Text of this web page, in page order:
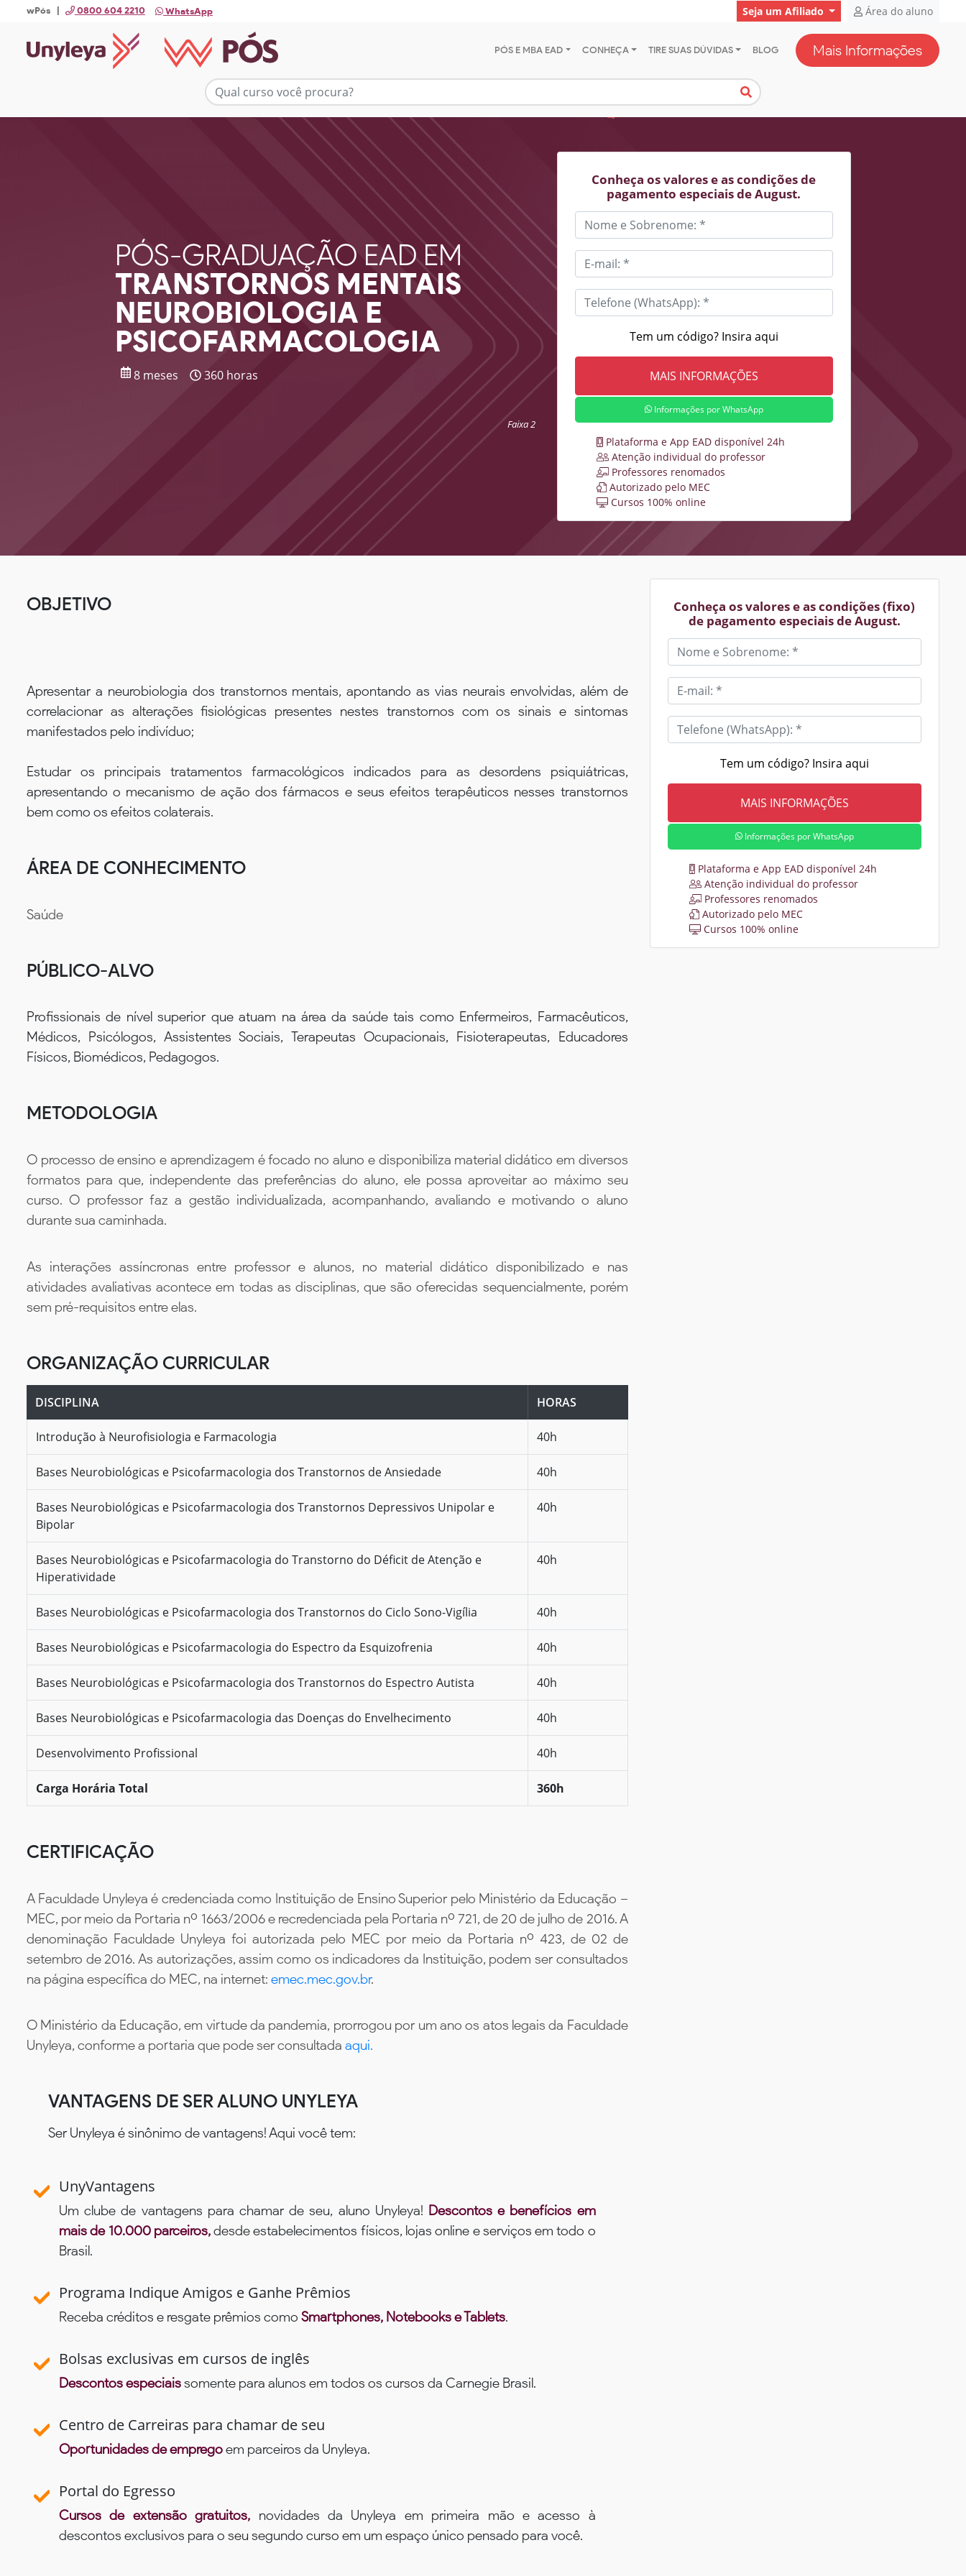
wPós | 0800 604 2210 WhatsApp Seja um Afiliado Área do aluno
PÓS E MBA EAD CONHEÇA TIRE SUAS DÚVIDAS BLOG Mais Informações
PÓS-GRADUAÇÃO EAD EM
TRANSTORNOS MENTAIS 
NEUROBIOLOGIA E
PSICOFARMACOLOGIA
8 meses 360 horas
Faixa 2
Conheça os valores e as condições de
pagamento especiais de August.
Tem um código? Insira aqui
Informações por WhatsApp
Plataforma e App EAD disponível 24h
Atenção individual do professor
Professores renomados
Autorizado pelo MEC
Cursos 100% online
OBJETIVO
Apresentar a neurobiologia dos transtornos mentais, apontando as vias neurais envolvidas, além de
correlacionar as alterações fisiológicas presentes nestes transtornos com os sinais e sintomas
manifestados pelo indivíduo;
Estudar os principais tratamentos farmacológicos indicados para as desordens psiquiátricas,
apresentando o mecanismo de ação dos fármacos e seus efeitos terapêuticos nesses transtornos
bem como os efeitos colaterais.
ÁREA DE CONHECIMENTO
Saúde
PÚBLICO-ALVO
Profissionais de nível superior que atuam na área da saúde tais como Enfermeiros, Farmacêuticos,
Médicos, Psicólogos, Assistentes Sociais, Terapeutas Ocupacionais, Fisioterapeutas, Educadores
Físicos, Biomédicos, Pedagogos.
METODOLOGIA
O processo de ensino e aprendizagem é focado no aluno e disponibiliza material didático em diversos
formatos para que, independente das preferências do aluno, ele possa aproveitar ao máximo seu
curso. O professor faz a gestão individualizada, acompanhando, avaliando e motivando o aluno
durante sua caminhada.
As interações assíncronas entre professor e alunos, no material didático disponibilizado e nas
atividades avaliativas acontece em todas as disciplinas, que são oferecidas sequencialmente, porém
sem pré-requisitos entre elas.
ORGANIZAÇÃO CURRICULAR
DISCIPLINA HORAS
Introdução à Neurofisiologia e Farmacologia 40h
Bases Neurobiológicas e Psicofarmacologia dos Transtornos de Ansiedade 40h
Bases Neurobiológicas e Psicofarmacologia dos Transtornos Depressivos Unipolar e
Bipolar
40h
Bases Neurobiológicas e Psicofarmacologia do Transtorno do Déficit de Atenção e
Hiperatividade
40h
Bases Neurobiológicas e Psicofarmacologia dos Transtornos do Ciclo Sono-Vigília 40h
Bases Neurobiológicas e Psicofarmacologia do Espectro da Esquizofrenia 40h
Bases Neurobiológicas e Psicofarmacologia dos Transtornos do Espectro Autista 40h
Bases Neurobiológicas e Psicofarmacologia das Doenças do Envelhecimento 40h
Desenvolvimento Profissional 40h
Carga Horária Total 360h
CERTIFICAÇÃO
A Faculdade Unyleya é credenciada como Instituição de Ensino Superior pelo Ministério da Educação –
MEC, por meio da Portaria nº 1663/2006 e recredenciada pela Portaria nº 721, de 20 de julho de 2016. A
denominação Faculdade Unyleya foi autorizada pelo MEC por meio da Portaria nº 423, de 02 de
setembro de 2016. As autorizações, assim como os indicadores da Instituição, podem ser consultados
na página específica do MEC, na internet: emec.mec.gov.br.
O Ministério da Educação, em virtude da pandemia, prorrogou por um ano os atos legais da Faculdade
Unyleya, conforme a portaria que pode ser consultada aqui.
VANTAGENS DE SER ALUNO UNYLEYA
Ser Unyleya é sinônimo de vantagens! Aqui você tem:
UnyVantagens
Um clube de vantagens para chamar de seu, aluno Unyleya! Descontos e benefícios em
mais de 10.000 parceiros,desde estabelecimentos físicos, lojas online e serviços em todo o
Brasil.
Programa Indique Amigos e Ganhe Prêmios
Receba créditos e resgate prêmios como Smartphones, Notebooks e Tablets.
Bolsas exclusivas em cursos de inglês
Descontos especiaissomente para alunos em todos os cursos da Carnegie Brasil.
Centro de Carreiras para chamar de seu
Oportunidades de empregoem parceiros da Unyleya.
Portal do Egresso
Cursos de extensão gratuitos, novidades da Unyleya em primeira mão e acesso à
descontos exclusivos para o seu segundo curso em um espaço único pensado para você.
Conheça os valores e as condições (fixo)
de pagamento especiais de August.
Tem um código? Insira aqui
Informações por WhatsApp
Plataforma e App EAD disponível 24h
Atenção individual do professor
Professores renomados
Autorizado pelo MEC
Cursos 100% online